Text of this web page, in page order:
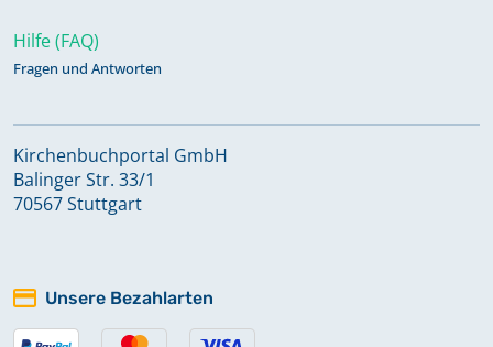
Hilfe (FAQ)
Fragen und Antworten
Kirchenbuchportal GmbH
Balinger Str. 33/1
70567 Stuttgart
Unsere Bezahlarten